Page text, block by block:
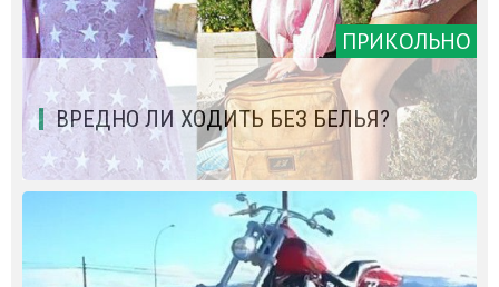
ПРИКОЛЬНО
ВРЕДНО ЛИ ХОДИТЬ БЕЗ БЕЛЬЯ?